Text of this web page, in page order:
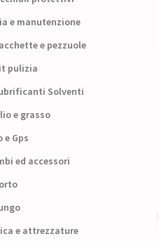
e manutenzione
e pezzuole
pulizia
Solventi
e grasso
e Gps
ed accessori
e attrezzature